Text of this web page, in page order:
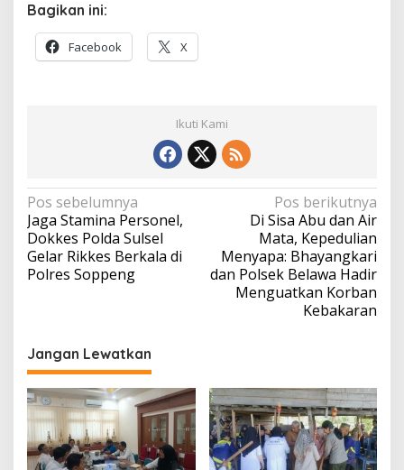
Bagikan ini:
Facebook X
Ikuti Kami
Navigasi
pos
Pos sebelumnya
Jaga Stamina Personel,
Dokkes Polda Sulsel
Gelar Rikkes Berkala di
Polres Soppeng
Pos berikutnya
Di Sisa Abu dan Air
Mata, Kepedulian
Menyapa: Bhayangkari
dan Polsek Belawa Hadir
Menguatkan Korban
Kebakaran
Jangan Lewatkan